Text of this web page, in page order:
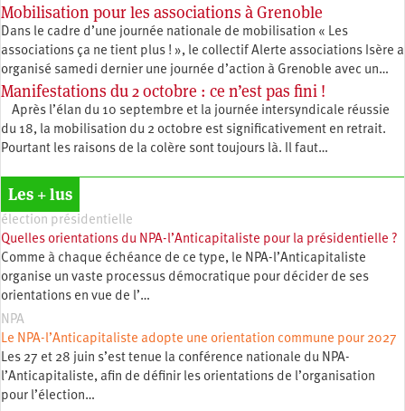
Mobilisation pour les associations à Grenoble
Dans le cadre d’une journée nationale de mobilisation « Les
associations ça ne tient plus ! », le collectif Alerte associations Isère a
organisé samedi dernier une journée d’action à Grenoble avec un…
Manifestations du 2 octobre : ce n’est pas fini !
Après l’élan du 10 septembre et la journée intersyndicale réussie
du 18, la mobilisation du 2 octobre est significativement en retrait.
Pourtant les raisons de la colère sont toujours là. Il faut…
Les + lus
élection présidentielle
Quelles orientations du NPA-l’Anticapitaliste pour la présidentielle ?
Comme à chaque échéance de ce type, le NPA-l’Anticapitaliste
organise un vaste processus démocratique pour décider de ses
orientations en vue de l’…
NPA
Le NPA-l’Anticapitaliste adopte une orientation commune pour 2027
Les 27 et 28 juin s’est tenue la conférence nationale du NPA-
l’Anticapitaliste, afin de définir les orientations de l’organisation
pour l’élection…